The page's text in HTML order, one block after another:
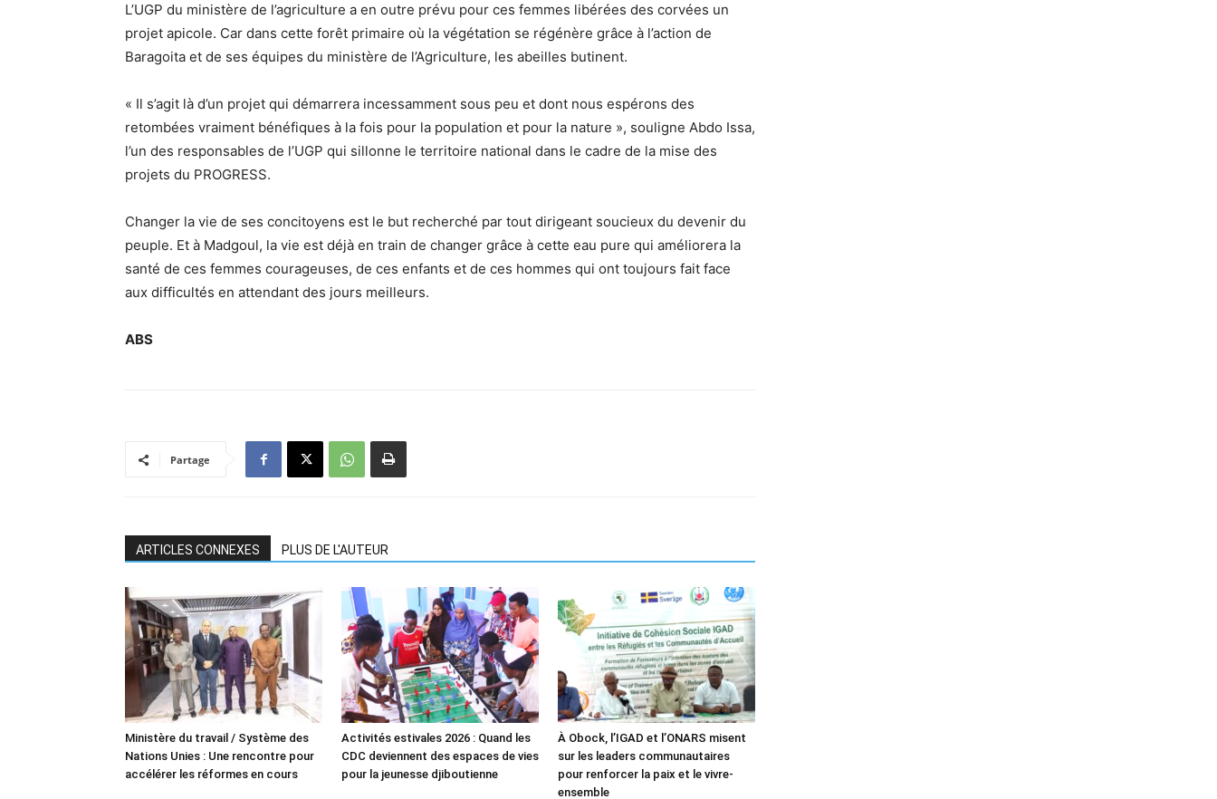
L’UGP du ministère de l’agriculture a en outre prévu pour ces femmes libérées des corvées un
projet apicole. Car dans cette forêt primaire où la végétation se régénère grâce à l’action de
Baragoita et de ses équipes du ministère de l’Agriculture, les abeilles butinent.
« Il s’agit là d’un projet qui démarrera incessamment sous peu et dont nous espérons des
retombées vraiment bénéfiques à la fois pour la population et pour la nature », souligne Abdo Issa,
l’un des responsables de l’UGP qui sillonne le territoire national dans le cadre de la mise des
projets du PROGRESS.
Changer la vie de ses concitoyens est le but recherché par tout dirigeant soucieux du devenir du
peuple. Et à Madgoul, la vie est déjà en train de changer grâce à cette eau pure qui améliorera la
santé de ces femmes courageuses, de ces enfants et de ces hommes qui ont toujours fait face
aux difficultés en attendant des jours meilleurs.
ABS
Partage
ARTICLES CONNEXES PLUS DE L'AUTEUR
Ministère du travail / Système des
Nations Unies : Une rencontre pour
accélérer les réformes en cours
Activités estivales 2026 : Quand les
CDC deviennent des espaces de vies
pour la jeunesse djiboutienne
À Obock, l’IGAD et l’ONARS misent
sur les leaders communautaires
pour renforcer la paix et le vivre-
ensemble